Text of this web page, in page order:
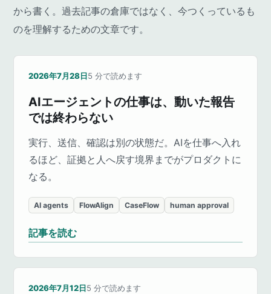
から書く。過去記事の倉庫ではなく、今つくっているも
のを理解するための文章です。
2026年7月28日5 分で読めます
AIエージェントの仕事は、動いた報告
では終わらない
実行、送信、確認は別の状態だ。AIを仕事へ入れ
るほど、証拠と人へ戻す境界までがプロダクトに
なる。
AI agents FlowAlign CaseFlow human approval
記事を読む
2026年7月12日5 分で読めます